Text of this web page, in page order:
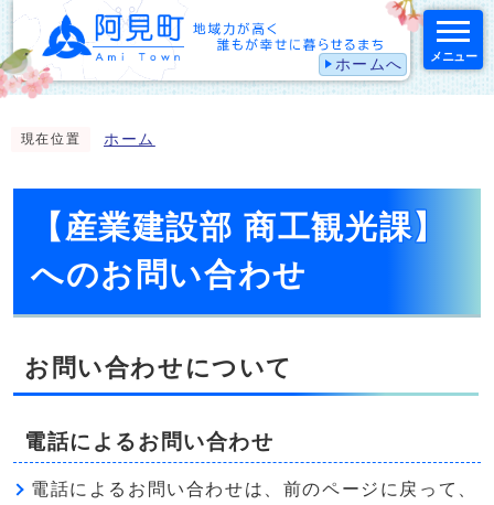
ホームへ メニュー
現在位置 ホーム
【産業建設部 商工観光課】
へのお問い合わせ
お問い合わせについて
電話によるお問い合わせ
電話によるお問い合わせは、前のページに戻って、